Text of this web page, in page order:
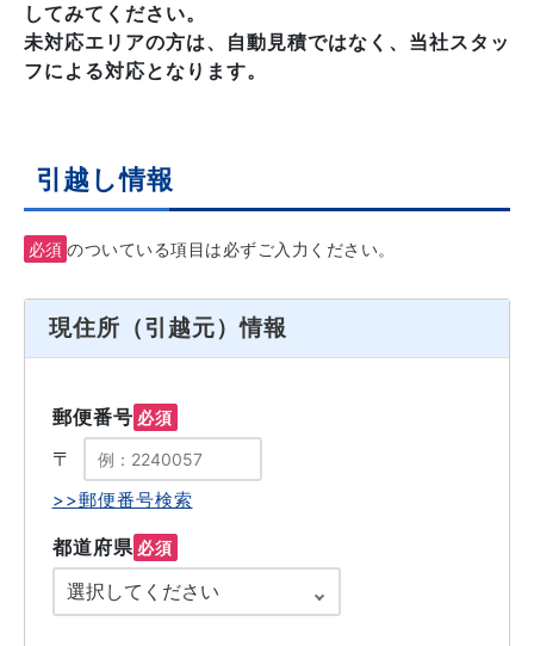
してみてください。
未対応エリアの方は、自動見積ではなく、当社スタッ
フによる対応となります。
引越し情報
必須 のついている項目は必ずご入力ください。
現住所（引越元）情報
郵便番号 必須
〒
>>郵便番号検索
都道府県 必須